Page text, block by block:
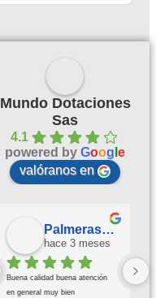
Mundo Dotaciones
Sas
4.1
powered by Goog e
valóranos en
Palmeras Doradas
hace 3 meses
Buena calidad buena atención
en general muy bien